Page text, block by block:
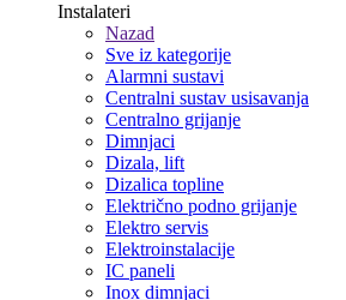
Instalateri
Nazad
Sve iz kategorije
Alarmni sustavi
Centralni sustav usisavanja
Centralno grijanje
Dimnjaci
Dizala, lift
Dizalica topline
Električno podno grijanje
Elektro servis
Elektroinstalacije
IC paneli
Inox dimnjaci